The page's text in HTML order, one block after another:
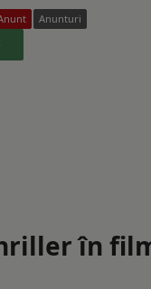
Anunturi
în